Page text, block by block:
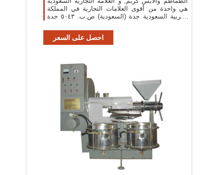
هي واحدة من أقوى العلامات التجارية في المملكة
العربية السعودية جدة (السعودية) ص.ب. ٥٠٤٣ جدة
احصل على السعر